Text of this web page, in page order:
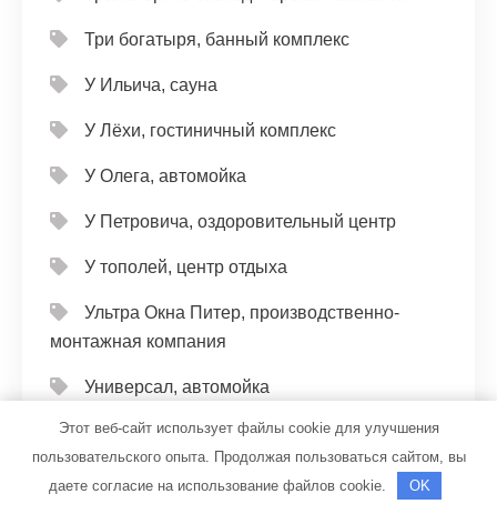
Три богатыря, банный комплекс
У Ильича, сауна
У Лёхи, гостиничный комплекс
У Олега, автомойка
У Петровича, оздоровительный центр
У тополей, центр отдыха
Ультра Окна Питер, производственно-
монтажная компания
Универсал, автомойка
Универсал, автомойка
Фараон, банный комплекс
Этот веб-сайт использует файлы cookie для улучшения
пользовательского опыта. Продолжая пользоваться сайтом, вы
даете согласие на использование файлов cookie.
OK